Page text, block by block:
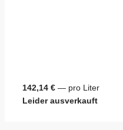
142,14 € — pro Liter
Leider ausverkauft